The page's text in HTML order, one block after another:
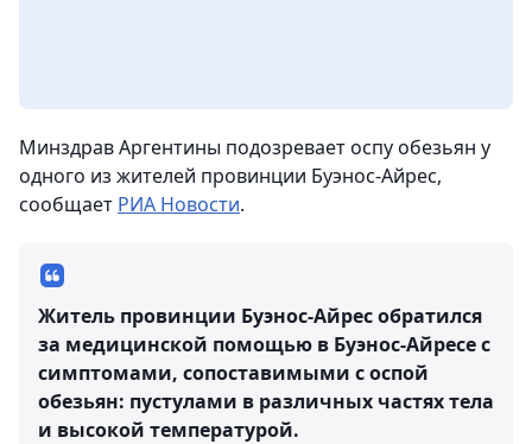
Минздрав Аргентины подозревает оспу обезьян у
одного из жителей провинции Буэнос-Айрес,
сообщает РИА Новости.
Житель провинции Буэнос-Айрес обратился
за медицинской помощью в Буэнос-Айресе с
симптомами, сопоставимыми с оспой
обезьян: пустулами в различных частях тела
и высокой температурой.